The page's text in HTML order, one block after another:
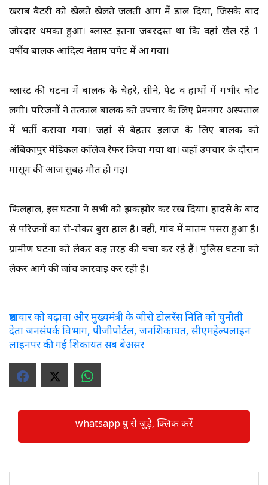
खराब बैटरी को खेलते खेलते जलती आग में डाल दिया, जिसके बाद
जोरदार धमका हुआ। ब्लास्ट इतना जबरदस्त था कि वहां खेल रहे 1
वर्षीय बालक आदित्य नेताम चपेट में आ गया।
ब्लास्ट की घटना में बालक के चेहरे, सीने, पेट व हाथों में गंभीर चोट
लगी। परिजनों ने तत्काल बालक को उपचार के लिए प्रेमनगर अस्पताल
में भर्ती कराया गया। जहां से बेहतर इलाज के लिए बालक को
अंबिकापुर मेडिकल काॅलेज रेफर किया गया था। जहाँ उपचार के दौरान
मासूम की आज सुबह मौत हो गई।
फिलहाल, इस घटना ने सभी को झकझोर कर रख दिया। हादसे के बाद
से परिजनों का रो-रोकर बुरा हाल है। वहीं, गांव में मातम पसरा हुआ है।
ग्रामीण घटना को लेकर कई तरह की चर्चा कर रहे हैं। पुलिस घटना को
लेकर आगे की जांच कार्रवाई कर रही है।
भ्रष्टाचार को बढ़ावा और मुख्यमंत्री के जीरो टोलरेंस निति को चुनौती
देता जनसंपर्क विभाग, पीजीपोर्टल, जनशिकायत, सीएमहेल्पलाइन
लाइनपर की गई शिकायत सब बेअसर
whatsapp ग्रुप से जुड़े, क्लिक करें